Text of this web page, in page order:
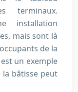
terminaux.
installation
mais sont là
de la
un exemple
la bâtisse peut